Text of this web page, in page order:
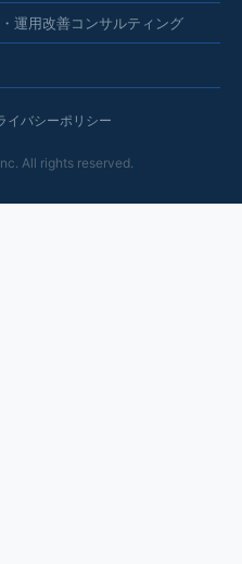
運用改善コンサルティング
イバシーポリシー
All rights reserved.